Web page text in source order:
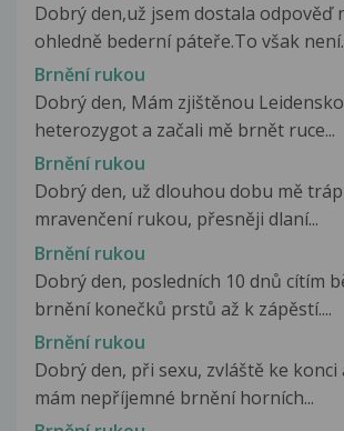
Dobrý den,už jsem dostala odpověď
ohledně bederní páteře.To však
Brnění rukou
Dobrý den, Mám zjištěnou
heterozygot a začali mě brnět ruce...
Brnění rukou
Dobrý den, už dlouhou dobu mě
mravenčení rukou, přesněji dlaní...
Brnění rukou
Dobrý den, posledních 10 dnů cítím
brnění konečků prstů až k zápěstí....
Brnění rukou
Dobrý den, při sexu, zvláště ke konci
mám nepříjemné brnění horních...